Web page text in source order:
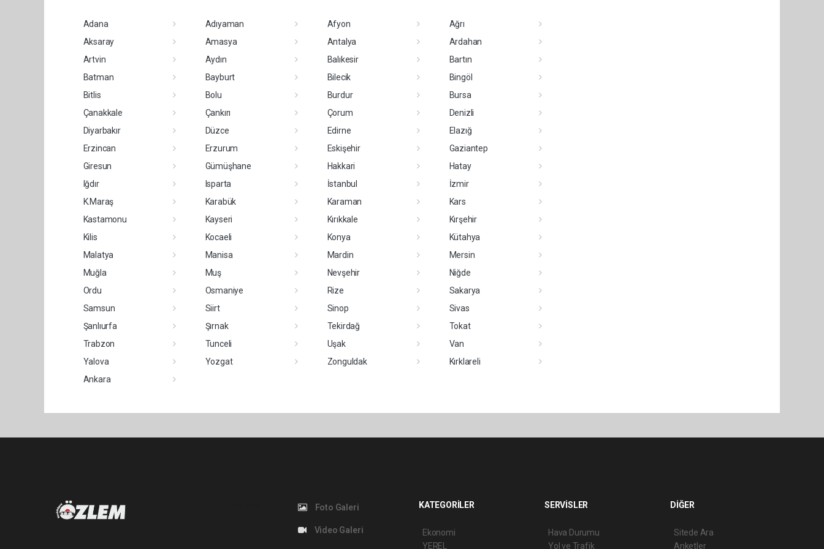
Adana Adıyaman Afyon
Ağrı
Aksaray
Amasya Antalya
Ardahan
Artvin
Aydın Balıkesir
Bartın
Batman
Bayburt Bilecik
Bingöl
Bitlis
Bolu Burdur
Bursa
Çanakkale
Çankırı Çorum
Denizli
Diyarbakır
Düzce Edirne
Elazığ
Erzincan
Erzurum Eskişehir
Gaziantep
Giresun
Gümüşhane Hakkari
Hatay
Iğdır
Isparta İstanbul
İzmir
K.Maraş
Karabük Karaman
Kars
Kastamonu
Kayseri Kırıkkale
Kırşehir
Kilis
Kocaeli Konya
Kütahya
Malatya
Manisa Mardin
Mersin
Muğla
Muş Nevşehir
Niğde
Ordu
Osmaniye Rize
Sakarya
Samsun
Siirt Sinop
Sivas
Şanlıurfa
Şırnak Tekirdağ
Tokat
Trabzon
Tunceli Uşak
Van
Yalova
Yozgat Zonguldak
Kırklareli
Ankara
Foto Galeri
Video Galeri
KATEGORİLER
Ekonomi
YEREL
SERVİSLER
Hava Durumu
Yol ve Trafik
DİĞER
Sitede Ara
Anketler